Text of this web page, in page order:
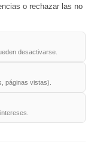
o rechazar las no
desactivarse.
páginas vistas).